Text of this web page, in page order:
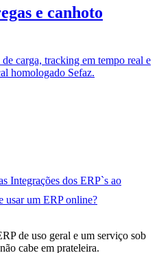
e canhoto
carga, tracking em tempo real e
homologado Sefaz.
Integrações dos ERP`s ao
usar um ERP online?
de uso geral e um serviço sob
cabe em prateleira.